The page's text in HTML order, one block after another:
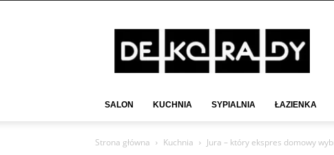
Deko-
Rady.pl
SALON KUCHNIA SYPIALNIA ŁAZIENKA
Strona główna Kuchnia Jura – który ekspres domowy